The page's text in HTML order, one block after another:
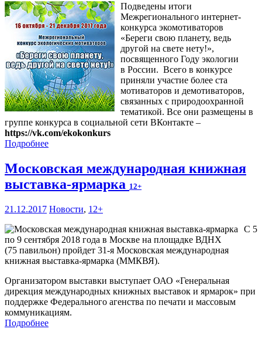
Подведены итоги
Межрегионального интернет-
конкурса экомотиваторов
«Береги свою планету, ведь
другой на свете нету!»,
посвященного Году экологии
в России. Всего в конкурсе
приняли участие более ста
мотиваторов и демотиваторов,
связанных с природоохранной
тематикой. Все они размещены в
группе конкурса в социальной сети ВКонтакте –
https://vk.com/ekokonkurs
Подробнее
Московская международная книжная
выставка-ярмарка 12+
21.12.2017 Новости, 12+
С 5
по 9 сентября 2018 года в Москве на площадке ВДНХ
(75 павильон) пройдет 31-я Московская международная
книжная выставка-ярмарка (ММКВЯ).
Организатором выставки выступает ОАО «Генеральная
дирекция международных книжных выставок и ярмарок» при
поддержке Федерального агенства по печати и массовым
коммуникациям.
Подробнее